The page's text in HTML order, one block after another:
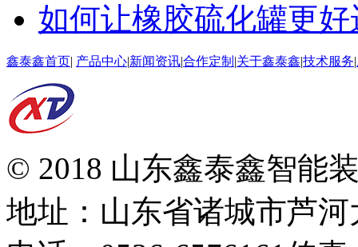
如何让橡胶硫化罐更好
鑫泰鑫首页| 产品中心|新闻资讯|合作定制 |关于鑫泰鑫|技术服务|
© 2018 山东鑫泰鑫智能
地址：山东省诸城市芦